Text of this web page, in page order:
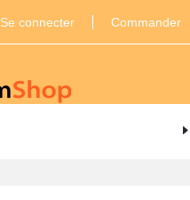
Se connecter Commander